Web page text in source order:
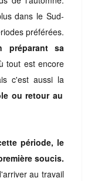
dans le Sud-
préférées.
préparant sa
tout est encore
c'est aussi la
ou retour au
période, le
soucis.
au travail